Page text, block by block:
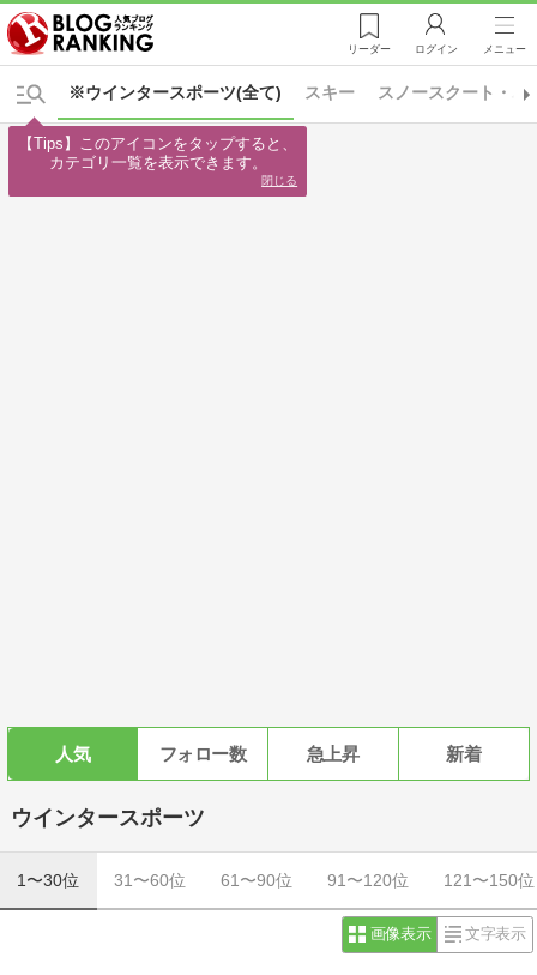
リーダー ログイン メニュー
※ウインタースポーツ(全て) スキー スノースクート・バ
人気 フォロー数 急上昇 新着
ウインタースポーツ
1〜30位 31〜60位 61〜90位 91〜120位 121〜150位
画像表示 文字表示
【Tips】このアイコンをタップすると、
カテゴリ一覧を表示できます。
閉じる